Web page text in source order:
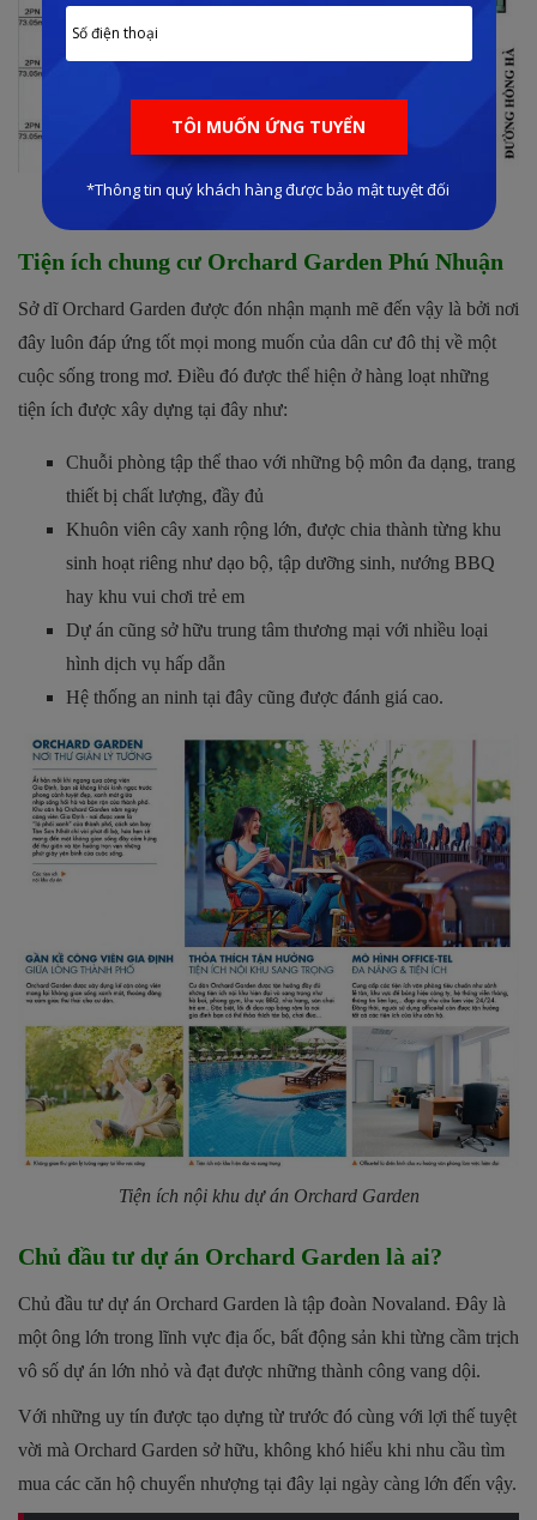
Mặt bằng chung cư Orchard Garden
Tiện ích chung cư Orchard Garden Phú Nhuận
Sở dĩ Orchard Garden được đón nhận mạnh mẽ đến vậy là bởi nơi
đây luôn đáp ứng tốt mọi mong muốn của dân cư đô thị về một
cuộc sống trong mơ. Điều đó được thể hiện ở hàng loạt những
tiện ích được xây dựng tại đây như:
Chuỗi phòng tập thể thao với những bộ môn đa dạng, trang
thiết bị chất lượng, đầy đủ
Khuôn viên cây xanh rộng lớn, được chia thành từng khu
sinh hoạt riêng như dạo bộ, tập dưỡng sinh, nướng BBQ
hay khu vui chơi trẻ em
Dự án cũng sở hữu trung tâm thương mại với nhiều loại
hình dịch vụ hấp dẫn
Hệ thống an ninh tại đây cũng được đánh giá cao.
Tiện ích nội khu dự án Orchard Garden
Chủ đầu tư dự án Orchard Garden là ai?
Chủ đầu tư dự án Orchard Garden là tập đoàn Novaland. Đây là
một ông lớn trong lĩnh vực địa ốc, bất động sản khi từng cầm trịch
vô số dự án lớn nhỏ và đạt được những thành công vang dội.
Với những uy tín được tạo dựng từ trước đó cùng với lợi thế tuyệt
vời mà Orchard Garden sở hữu, không khó hiểu khi nhu cầu tìm
mua các căn hộ chuyển nhượng tại đây lại ngày càng lớn đến vậy.